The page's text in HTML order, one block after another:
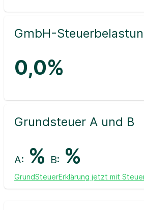
GmbH-
0,0%
Grundsteuer A und B
A: % B: %
GrundSteuerErklärung jetzt mit